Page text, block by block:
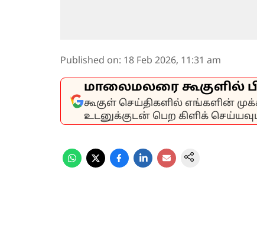
Published on: 18 Feb 2026, 11:31 am
மாலைமலரை கூகுளில்
கூகுள் செய்திகளில் எங்களின்
உடனுக்குடன் பெற கிளிக்